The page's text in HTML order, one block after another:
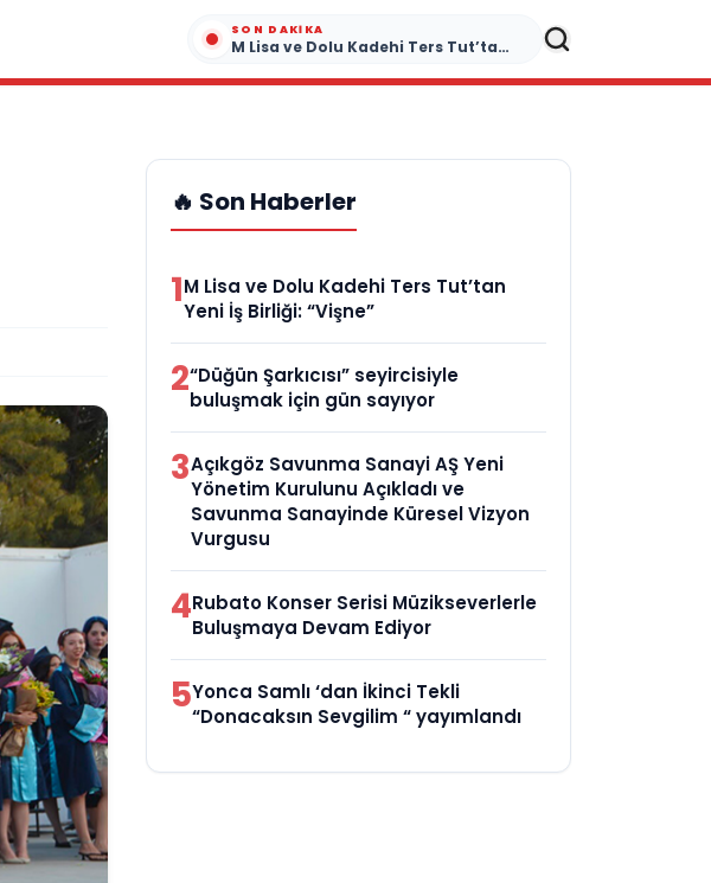
SON DAKIKA
M Lisa ve Dolu Kadehi Ters Tut’tan Yeni İş Birliği: “Vişne”
🔥 Son Haberler
1M Lisa ve Dolu Kadehi Ters Tut’tan
Yeni İş Birliği: “Vişne”
2“Düğün Şarkıcısı” seyircisiyle
buluşmak için gün sayıyor
3Açıkgöz Savunma Sanayi AŞ Yeni
Yönetim Kurulunu Açıkladı ve
Savunma Sanayinde Küresel Vizyon
Vurgusu
4Rubato Konser Serisi Müzikseverlerle
Buluşmaya Devam Ediyor
5Yonca Samlı ‘dan İkinci Tekli
“Donacaksın Sevgilim “ yayımlandı